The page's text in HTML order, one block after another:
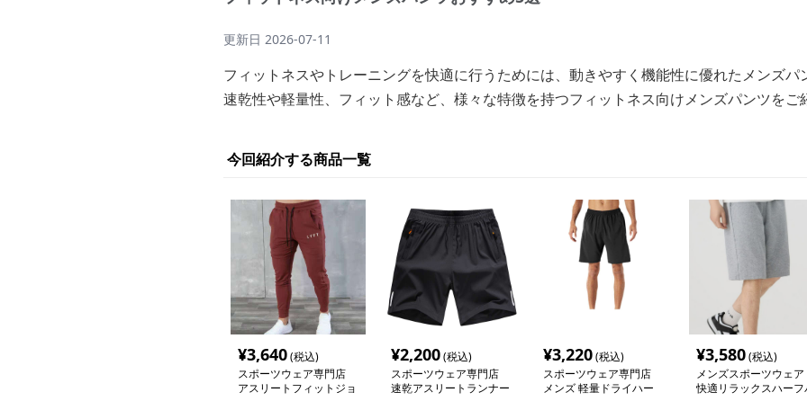
更新日 2026-07-11
フィットネスやトレーニングを快適に行うためには、動きやすく機能性に優れたメンズパ
速乾性や軽量性、フィット感など、様々な特徴を持つフィットネス向けメンズパンツをご
今回紹介する商品一覧
¥3,640(税込)
スポーツウェア専門店
アスリートフィットジョ
¥2,200(税込)
スポーツウェア専門店
速乾アスリートランナー
¥3,220(税込)
スポーツウェア専門店
メンズ 軽量ドライハー
¥3,580(税込)
メンズスポーツウェア
快適リラックスハーフ